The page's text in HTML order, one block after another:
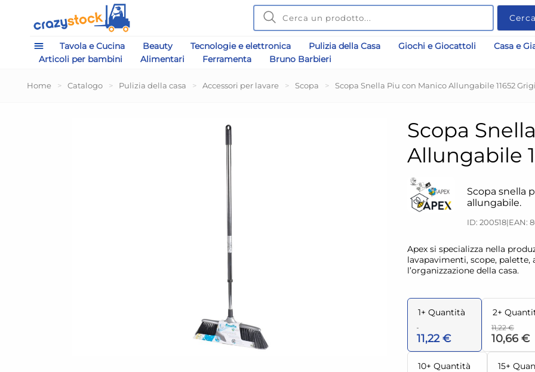
Cerca
Tavola e Cucina Beauty Tecnologie e elettronica Pulizia della Casa Giochi e Giocattoli Casa e
Articoli per bambini
Alimentari Ferramenta Bruno Barbieri
Home > Catalogo > Pulizia della casa > Accessori per lavare > Scopa > Scopa Snella Piu con Manico Allungabile 11652
Scopa
Allungabile
Scopa snella
allungabile.
ID: 200518|EAN:
Apex si specializza nella
lavapavimenti, scope,
l’organizzazione della casa.
1+ Quantità
11,22 €
2+
11,22 €
10,66 €
10+ Quantità 15+